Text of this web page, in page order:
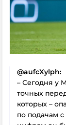
@aufcXylph:
– Сегодня у
точных
которых –
по подачам